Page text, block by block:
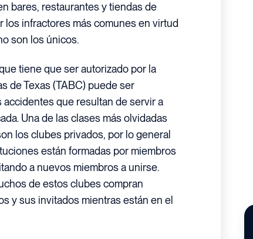
bares, restaurantes y tiendas de
los infractores más comunes en virtud
son los únicos.
tiene que ser autorizado por la
de Texas (TABC) puede ser
que resultan de servir a
Una de las clases más olvidadas
los clubes privados, por lo general
están formadas por miembros
a nuevos miembros a unirse.
de estos clubes compran
y sus invitados mientras están en el